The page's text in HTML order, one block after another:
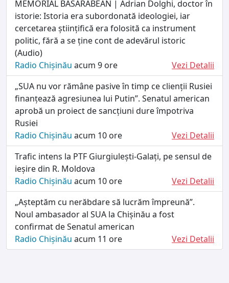
MEMORIAL BASARABEAN | Adrian Dolghi, doctor în
istorie: Istoria era subordonată ideologiei, iar
cercetarea științifică era folosită ca instrument
politic, fără a se ține cont de adevărul istoric
(Audio)
Radio Chișinău acum 9 ore
Vezi Detalii
„SUA nu vor rămâne pasive în timp ce clienții Rusiei
finanțează agresiunea lui Putin”. Senatul american
aprobă un proiect de sancțiuni dure împotriva
Rusiei
Radio Chișinău acum 10 ore
Vezi Detalii
Trafic intens la PTF Giurgiulești-Galați, pe sensul de
ieșire din R. Moldova
Radio Chișinău acum 10 ore
Vezi Detalii
„Așteptăm cu nerăbdare să lucrăm împreună”.
Noul ambasador al SUA la Chișinău a fost
confirmat de Senatul american
Radio Chișinău acum 11 ore Vezi Detalii